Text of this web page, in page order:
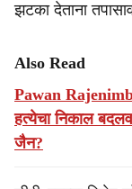
झटका देताना
Also Read
Pawan
हत्येचा निकाल
जैन?